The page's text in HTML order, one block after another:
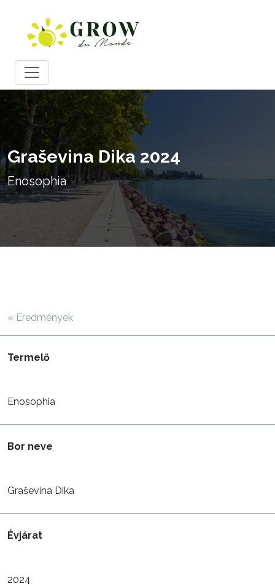
Graševina Dika 2024
Enosophia
« Eredmények
Termelő
Enosophia
Bor neve
Graševina Dika
Évjárat
2024